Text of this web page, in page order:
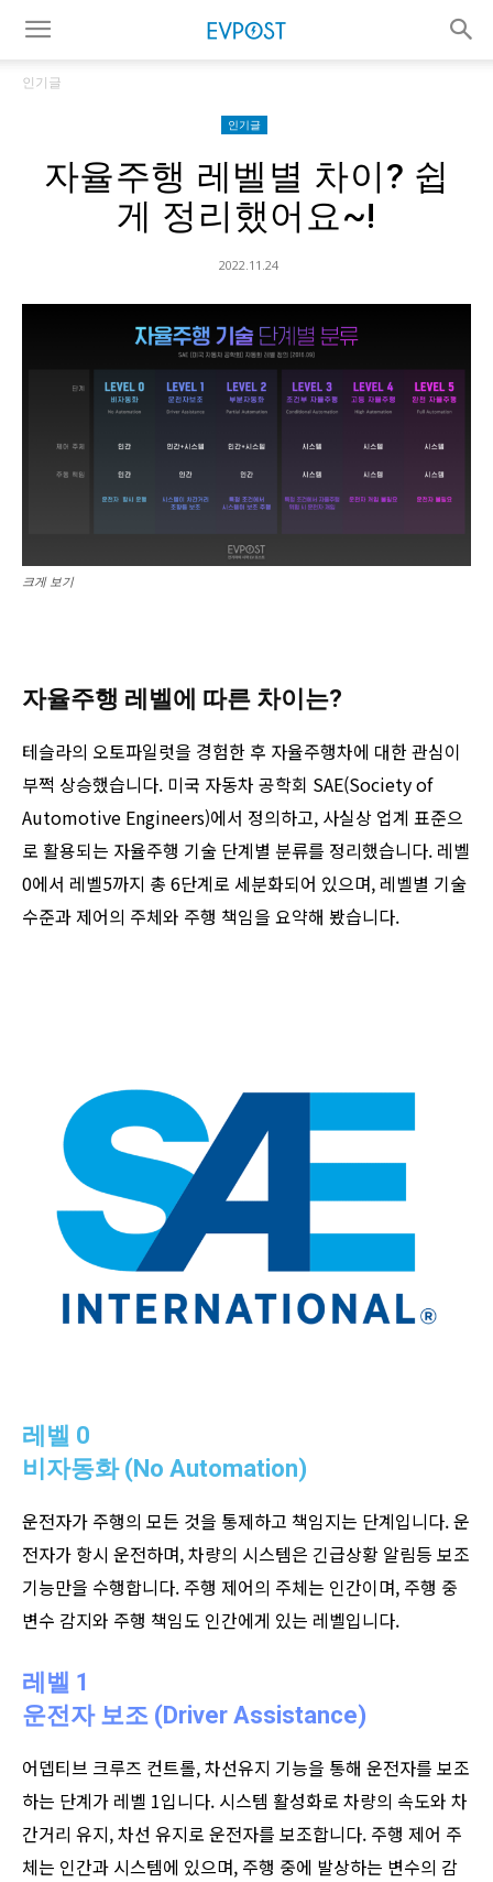
인기글
인기글
자율주행 레벨별 차이? 쉽
게 정리했어요~!
2022.11.24
크게 보기
자율주행 레벨에 따른 차이는?
테슬라의 오토파일럿을 경험한 후 자율주행차에 대한 관심이
부쩍 상승했습니다. 미국 자동차 공학회 SAE(Society of
Automotive Engineers)에서 정의하고, 사실상 업계 표준으
로 활용되는 자율주행 기술 단계별 분류를 정리했습니다. 레벨
0에서 레벨5까지 총 6단계로 세분화되어 있으며, 레벨별 기술
수준과 제어의 주체와 주행 책임을 요약해 봤습니다.
레벨 0
비자동화 (No Automation)
운전자가 주행의 모든 것을 통제하고 책임지는 단계입니다. 운
전자가 항시 운전하며, 차량의 시스템은 긴급상황 알림등 보조
기능만을 수행합니다. 주행 제어의 주체는 인간이며, 주행 중
변수 감지와 주행 책임도 인간에게 있는 레벨입니다.
레벨 1
운전자 보조 (Driver Assistance)
어뎁티브 크루즈 컨트롤, 차선유지 기능을 통해 운전자를 보조
하는 단계가 레벨 1입니다. 시스템 활성화로 차량의 속도와 차
간거리 유지, 차선 유지로 운전자를 보조합니다. 주행 제어 주
체는 인간과 시스템에 있으며, 주행 중에 발상하는 변수의 감